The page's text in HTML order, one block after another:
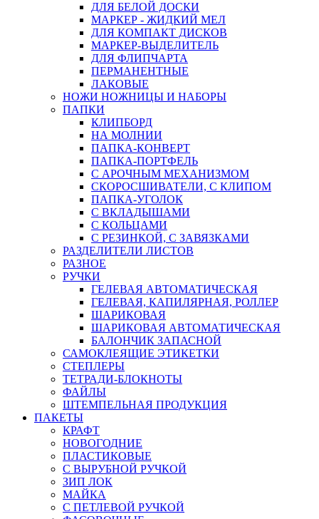
ДЛЯ БЕЛОЙ ДОСКИ
МАРКЕР - ЖИДКИЙ МЕЛ
ДЛЯ КОМПАКТ ДИСКОВ
МАРКЕР-ВЫДЕЛИТЕЛЬ
ДЛЯ ФЛИПЧАРТА
ПЕРМАНЕНТНЫЕ
ЛАКОВЫЕ
НОЖИ НОЖНИЦЫ И НАБОРЫ
ПАПКИ
КЛИПБОРД
НА МОЛНИИ
ПАПКА-КОНВЕРТ
ПАПКА-ПОРТФЕЛЬ
С АРОЧНЫМ МЕХАНИЗМОМ
СКОРОСШИВАТЕЛИ, С КЛИПОМ
ПАПКА-УГОЛОК
С ВКЛАДЫШАМИ
С КОЛЬЦАМИ
С РЕЗИНКОЙ, С ЗАВЯЗКАМИ
РАЗДЕЛИТЕЛИ ЛИСТОВ
РАЗНОЕ
РУЧКИ
ГЕЛЕВАЯ АВТОМАТИЧЕСКАЯ
ГЕЛЕВАЯ, КАПИЛЯРНАЯ, РОЛЛЕР
ШАРИКОВАЯ
ШАРИКОВАЯ АВТОМАТИЧЕСКАЯ
БАЛОНЧИК ЗАПАСНОЙ
САМОКЛЕЯЩИЕ ЭТИКЕТКИ
СТЕПЛЕРЫ
ТЕТРАДИ-БЛОКНОТЫ
ФАЙЛЫ
ШТЕМПЕЛЬНАЯ ПРОДУКЦИЯ
ПАКЕТЫ
КРАФТ
НОВОГОДНИЕ
ПЛАСТИКОВЫЕ
С ВЫРУБНОЙ РУЧКОЙ
ЗИП ЛОК
МАЙКА
С ПЕТЛЕВОЙ РУЧКОЙ